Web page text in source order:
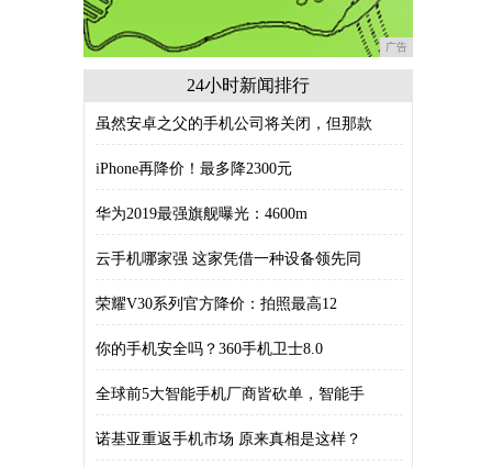
广告
24小时新闻排行
虽然安卓之父的手机公司将关闭，但那款
iPhone再降价！最多降2300元
华为2019最强旗舰曝光：4600m
云手机哪家强 这家凭借一种设备领先同
荣耀V30系列官方降价：拍照最高12
你的手机安全吗？360手机卫士8.0
全球前5大智能手机厂商皆砍单，智能手
诺基亚重返手机市场 原来真相是这样？